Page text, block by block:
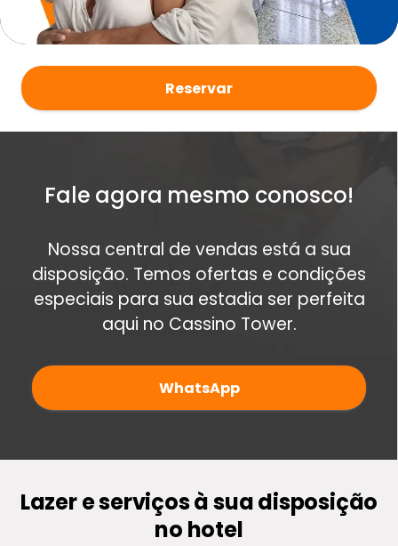
Reservar
Fale agora mesmo conosco!
Nossa central de vendas está a sua
disposição. Temos ofertas e condições
especiais para sua estadia ser perfeita
aqui no Cassino Tower.
WhatsApp
Lazer e serviços à sua disposição
no hotel